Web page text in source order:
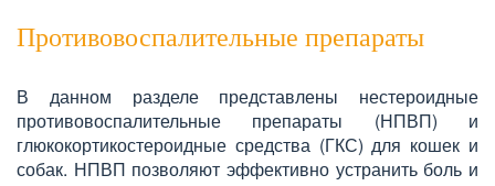
Противовоспалительные препараты
В данном разделе представлены нестероидные
противовоспалительные препараты (НПВП) и
глюкокортикостероидные средства (ГКС) для кошек и
собак. НПВП позволяют эффективно устранить боль и